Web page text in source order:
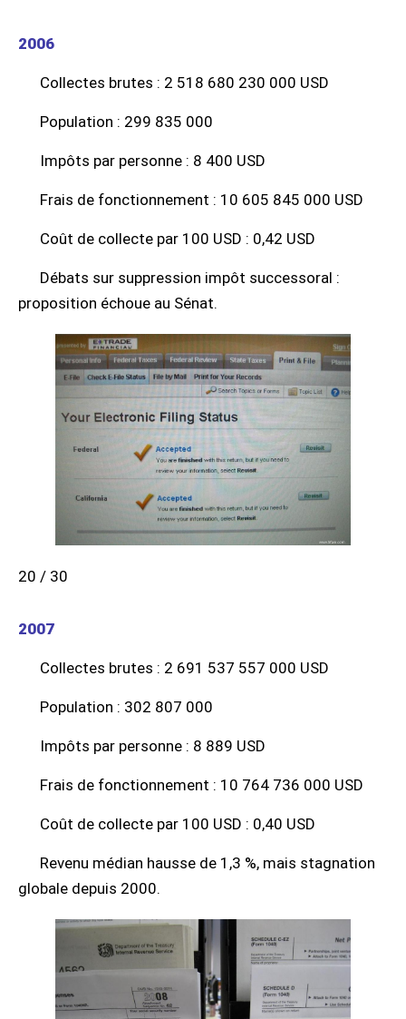
2006
Collectes brutes : 2 518 680 230 000 USD
Population : 299 835 000
Impôts par personne : 8 400 USD
Frais de fonctionnement : 10 605 845 000 USD
Coût de collecte par 100 USD : 0,42 USD
Débats sur suppression impôt successoral :
proposition échoue au Sénat.
20 / 30
2007
Collectes brutes : 2 691 537 557 000 USD
Population : 302 807 000
Impôts par personne : 8 889 USD
Frais de fonctionnement : 10 764 736 000 USD
Coût de collecte par 100 USD : 0,40 USD
Revenu médian hausse de 1,3 %, mais stagnation
globale depuis 2000.